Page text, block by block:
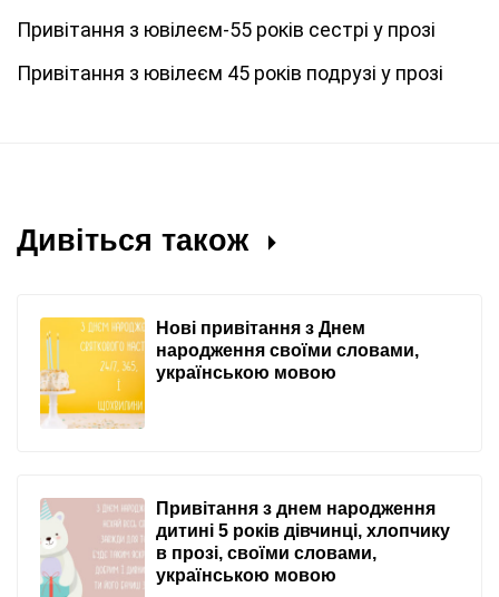
Привітання з ювілеєм-55 років сестрі у прозі
Привітання з ювілеєм 45 років подрузі у прозі
Дивіться також
Нові привітання з Днем
народження своїми словами,
українською мовою
Привітання з днем народження
дитині 5 років дівчинці, хлопчику
в прозі, своїми словами,
українською мовою